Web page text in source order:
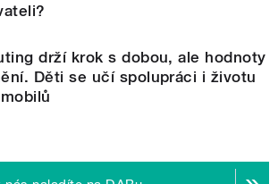
drží krok s dobou, ale hodnoty
Děti se učí spolupráci i životu